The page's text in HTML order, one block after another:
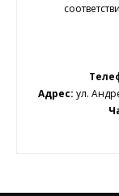
Адрес: ул.